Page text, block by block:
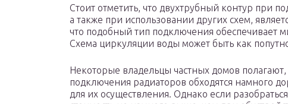
Стоит отметить, что двухтрубный контур при
а также при использовании других схем,
что подобный тип подключения обеспечивает
Схема циркуляции воды может быть как
Некоторые владельцы частных домов
подключения радиаторов обходятся намного
для их осуществления. Однако если